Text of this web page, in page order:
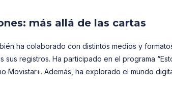
más allá de las cartas
ha colaborado con distintos medios y
sus registros. Ha participado en el programa
Movistar+. Además, ha explorado el mundo